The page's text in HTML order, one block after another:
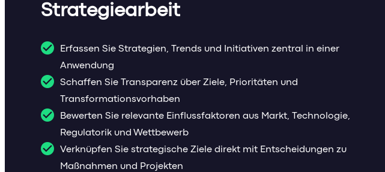
Strategiearbeit
Erfassen Sie Strategien, Trends und Initiativen zentral in einer
Anwendung
Schaffen Sie Transparenz über Ziele, Prioritäten und
Transformationsvorhaben
Bewerten Sie relevante Einflussfaktoren aus Markt, Technologie,
Regulatorik und Wettbewerb
Verknüpfen Sie strategische Ziele direkt mit Entscheidungen zu
Maßnahmen und Projekten